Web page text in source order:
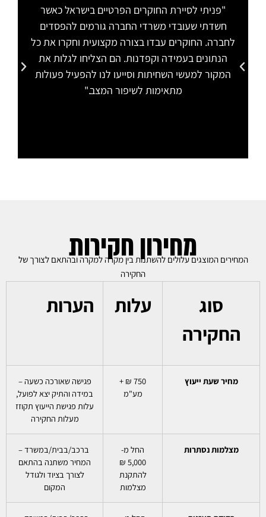
"פניתי לסיירת החוקרים הפרטיים בישראל כאשר
חשדתי שעובדי משרדי החברה גורמים להפסדים
לחברה. החוקרים עבדו בצורה מקצועית וחקרו את כל
הנתונים בעמידה וקפדנות. הם הצליחו לגלות את
המקור למעשי השחיתות וסייעו לנו להפעיל פעולות
מתאימות לשיפור המצב."
מחירון חקירות
המחירים המוצגים עלולים להשתנות בין מקרה למקרה ובהתאם לצורך של
החקירה
סוג
החקירה
עלות הערות
מחיר שעת ייעוץ
750 ₪ +
מע"מ
פגישה שאורכה כשעה –
במידה והתיק יצא לפועל,
עלות פגישת הייעוץ תקוזז
מעלות החקירה
מצלמות נסתרות
החל מ-
5,000 ₪
להתקנת
מצלמות
ברכב/בבית/במשרד –
המחיר משתנה בהתאם
לצורך בציוד ולגודל
המקום